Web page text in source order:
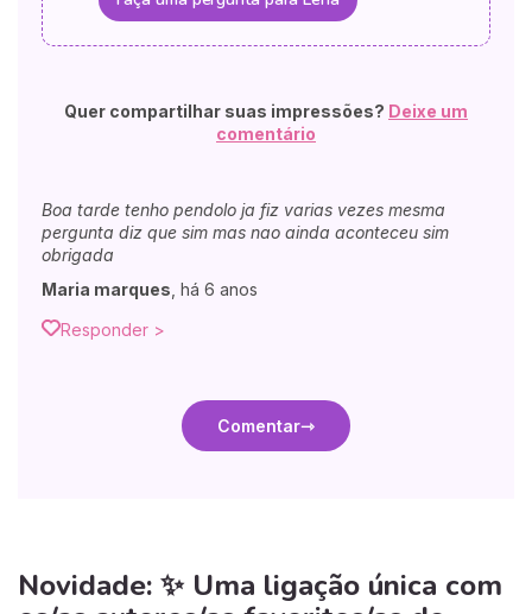
Quer compartilhar suas impressões? Deixe um
comentário
Boa tarde tenho pendolo ja fiz varias vezes mesma
pergunta diz que sim mas nao ainda aconteceu sim
obrigada
Maria marques há 6 anos
Responder >
Comentar
Novidade: ✨ Uma ligação única com